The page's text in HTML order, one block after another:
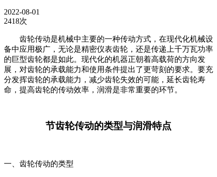
2022-08-01
2418次
齿轮传动是机械中主要的一种传动方式，在现代化机械设
备中应用极广，无论是精密仪表齿轮，还是传递上千万瓦功率
的巨型齿轮都是如此。现代化的机器正朝着高载荷的方向发
展，对齿轮的承载能力和使用条件提出了更苛刻的要求。要充
分发挥齿轮的承载能力，减少齿轮失效的可能，延长齿轮寿
命，提高齿轮的传动效率，润滑是非常重要的环节。
节齿轮传动的类型与润滑特点
一、齿轮传动的类型